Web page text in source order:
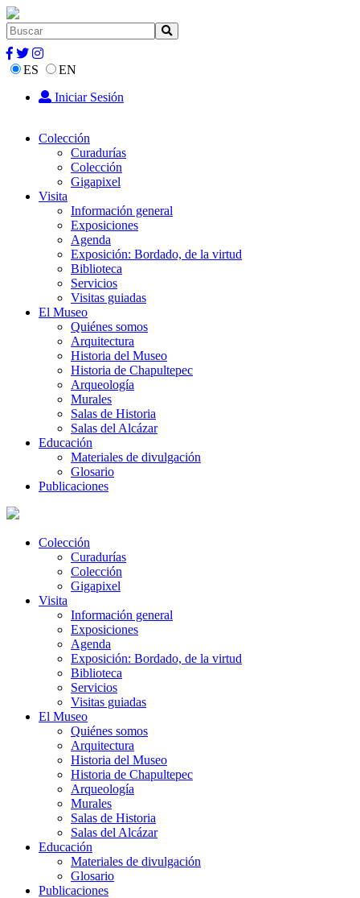
ES
EN
Iniciar Sesión
Colección
Curadurías
Colección
Gigapixel
Visita
Información general
Exposiciones
Agenda
Exposición: Bordado, de la virtud
Biblioteca
Servicios
Visitas guiadas
El Museo
Quiénes somos
Arquitectura
Historia del Museo
Historia de Chapultepec
Arqueología
Murales
Salas de Historia
Salas del Alcázar
Educación
Materiales de divulgación
Glosario
Publicaciones
Colección
Curadurías
Colección
Gigapixel
Visita
Información general
Exposiciones
Agenda
Exposición: Bordado, de la virtud
Biblioteca
Servicios
Visitas guiadas
El Museo
Quiénes somos
Arquitectura
Historia del Museo
Historia de Chapultepec
Arqueología
Murales
Salas de Historia
Salas del Alcázar
Educación
Materiales de divulgación
Glosario
Publicaciones